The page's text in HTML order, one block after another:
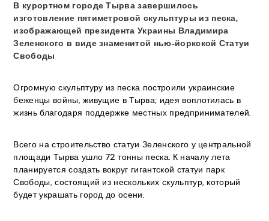
В курортном городе Тырва завершилось
изготовление пятиметровой скульптуры из песка,
изображающей президента Украины Владимира
Зеленского в виде знаменитой нью-йоркской Статуи
Свободы
Огромную скульптуру из песка построили украинские
беженцы войны, живущие в Тырва; идея воплотилась в
жизнь благодаря поддержке местных предпринимателей.
Всего на строительство статуи Зеленского у центральной
площади Тырва ушло 72 тонны песка. К началу лета
планируется создать вокруг гигантской статуи парк
Свободы, состоящий из нескольких скульптур, который
будет украшать город до осени.